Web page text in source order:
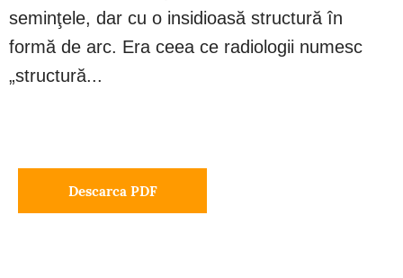
seminţele, dar cu o insidioasă structură în
formă de arc. Era ceea ce radiologii numesc
„structură...
Descarca PDF